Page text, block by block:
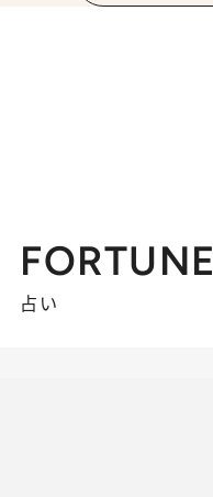
FORTUNE
占い